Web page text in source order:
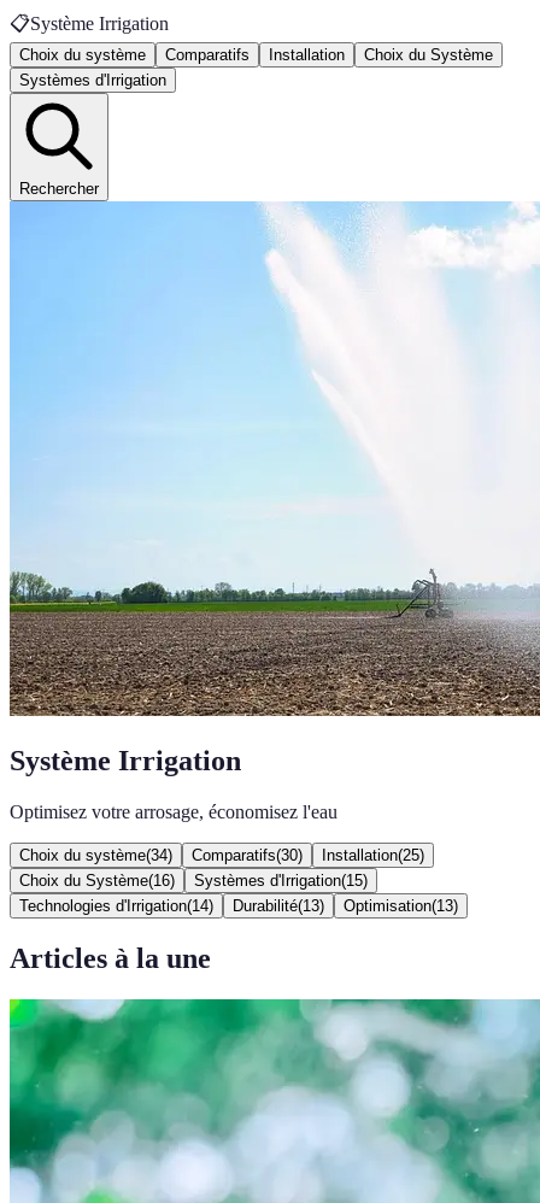
📋Système Irrigation
Choix du système Comparatifs Installation
Choix du Système
Systèmes d'Irrigation
Rechercher
Système Irrigation
Optimisez votre arrosage, économisez l'eau
Choix du système(34) Comparatifs(30) Installation(25)
Choix du Système(16) Systèmes d'Irrigation(15)
Technologies d'Irrigation(14) Durabilité(13) Optimisation(13)
Articles à la une